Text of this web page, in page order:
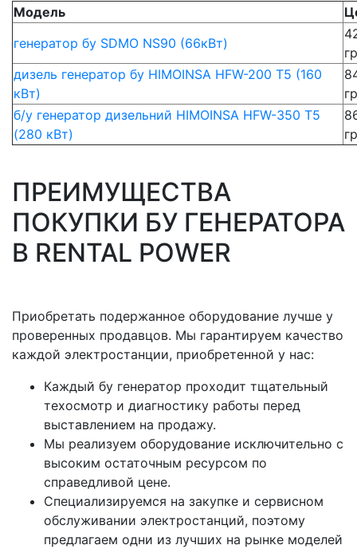
Модель
генератор бу SDMO NS90 (66кВт)
дизель генератор бу HIMOINSA HFW-200 T5 (160
кВт)
б/у генератор дизельний HIMOINSA HFW-350 T5
(280 кВт)
ПРЕИМУЩЕСТВА
ПОКУПКИ БУ ГЕНЕРАТОРА
В RENTAL POWER
Приобретать подержанное оборудование лучше у
проверенных продавцов. Мы гарантируем качество
каждой электростанции, приобретенной у нас:
Каждый бу генератор проходит тщательный
техосмотр и диагностику работы перед
выставлением на продажу.
Мы реализуем оборудование исключительно с
высоким остаточным ресурсом по
справедливой цене.
Специализируемся на закупке и сервисном
обслуживании электростанций, поэтому
предлагаем одни из лучших на рынке моделей